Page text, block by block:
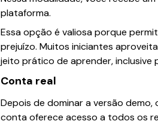
plataforma.
Essa opção é valiosa porque
prejuízo. Muitos iniciantes
jeito prático de aprender, inclusive
Conta real
Depois de dominar a versão
conta oferece acesso a todos os